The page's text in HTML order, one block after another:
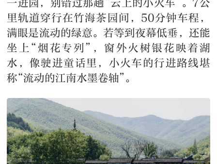
一进园，别错过那趟“云上的小火车”。7公
里轨道穿行在竹海茶园间，50分钟车程，
满眼是流动的绿意。若等到夜幕低垂，还能
坐上“烟花专列”，窗外火树银花映着湖
水，像驶进童话里，小火车的行进路线堪
称“流动的江南水墨卷轴”。